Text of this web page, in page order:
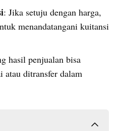
: Jika setuju dengan harga,
menandatangani kuitansi
hasil penjualan bisa
atau ditransfer dalam